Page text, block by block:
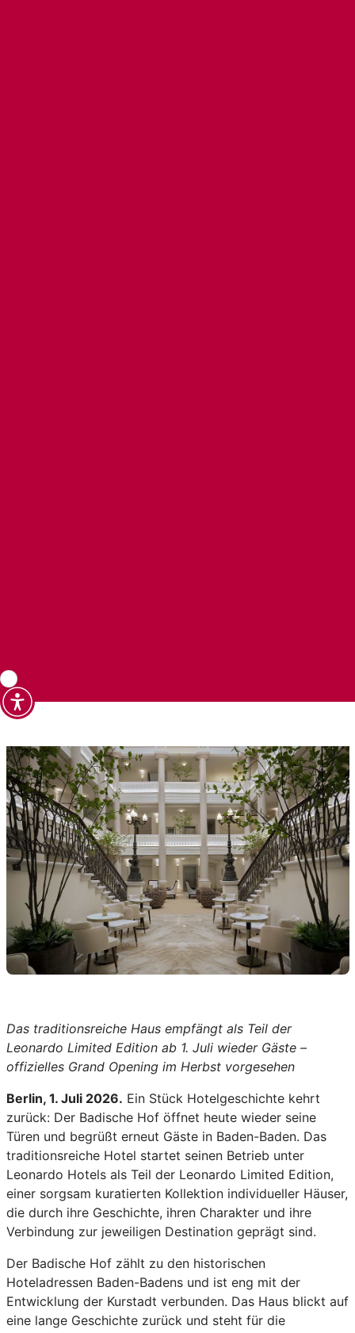
Das traditionsreiche Haus empfängt als Teil der
Leonardo Limited Edition ab 1. Juli wieder Gäste –
offizielles Grand Opening im Herbst vorgesehen
Berlin, 1. Juli 2026. Ein Stück Hotelgeschichte kehrt
zurück: Der Badische Hof öffnet heute wieder seine
Türen und begrüßt erneut Gäste in Baden-Baden. Das
traditionsreiche Hotel startet seinen Betrieb unter
Leonardo Hotels als Teil der Leonardo Limited Edition,
einer sorgsam kuratierten Kollektion individueller Häuser,
die durch ihre Geschichte, ihren Charakter und ihre
Verbindung zur jeweiligen Destination geprägt sind.
Der Badische Hof zählt zu den historischen
Hoteladressen Baden-Badens und ist eng mit der
Entwicklung der Kurstadt verbunden. Das Haus blickt auf
eine lange Geschichte zurück und steht für die